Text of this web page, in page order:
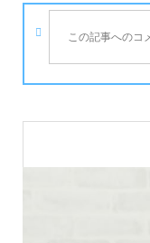
この記事へのコ